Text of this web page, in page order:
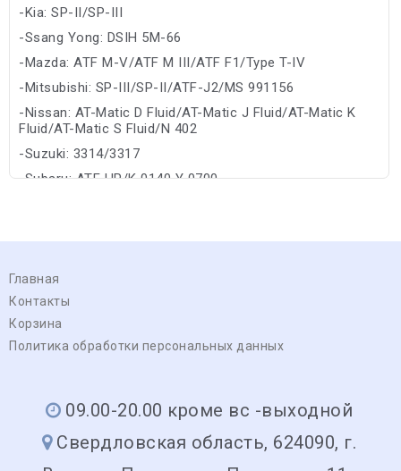
-Kia: SP-II/SP-III
-Ssang Yong: DSIH 5M-66
-Mazda: ATF M-V/ATF M III/ATF F1/Type T-IV
-Mitsubishi: SP-III/SP-II/ATF-J2/MS 991156
-Nissan: AT-Matic D Fluid/AT-Matic J Fluid/AT-Matic K
Fluid/AT-Matic S Fluid/N 402
-Suzuki: 3314/3317
-Subaru: ATF HP/K 0140 Y 0700
Главная
Контакты
Корзина
Политика обработки персональных данных
09.00-20.00 кроме вс -выходной
Свердловская область, 624090, г.